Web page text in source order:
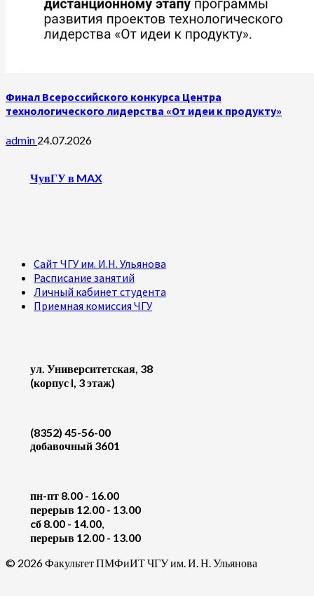
Финал Всероссийского конкурса Центра
технологического лидерства «От идеи к продукту»
admin 24.07.2026
ЧувГУ в MAX
Сайт ЧГУ им. И.Н. Ульянова
Расписание занятий
Личный кабинет студента
Приемная комиссия ЧГУ
ул. Университетская, 38
(корпус I, 3 этаж)
(8352) 45-56-00
добавочный 3601
пн-пт 8.00 - 16.00
перерыв 12.00 - 13.00
cб 8.00 - 14.00,
перерыв 12.00 - 13.00
© 2026 Факультет ПМФиИТ ЧГУ им. И. Н. Ульянова